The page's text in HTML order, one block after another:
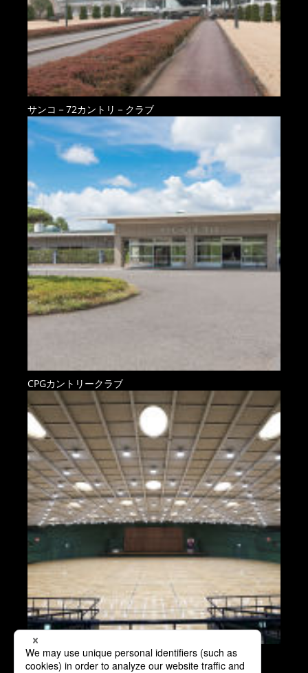
サンコ－72カントリ－クラブ
CPGカントリークラブ
パナソニックアリーナ枚方